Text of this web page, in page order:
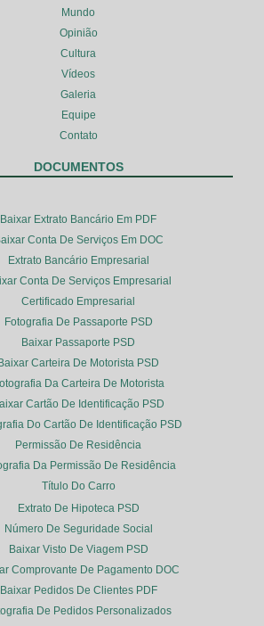
Mundo
Opinião
Cultura
Vídeos
Galeria
Equipe
Contato
DOCUMENTOS
Baixar Extrato Bancário Em PDF
Conta De Serviços Em DOC
Extrato Bancário Empresarial
Conta De Serviços Empresarial
Certificado Empresarial
Fotografia De Passaporte PSD
Baixar Passaporte PSD
Baixar Carteira De Motorista PSD
Da Carteira De Motorista
Cartão De Identificação PSD
Do Cartão De Identificação PSD
Permissão De Residência
Da Permissão De Residência
Título Do Carro
Extrato De Hipoteca PSD
Número De Seguridade Social
Baixar Visto De Viagem PSD
Comprovante De Pagamento DOC
Baixar Pedidos De Clientes PDF
De Pedidos Personalizados